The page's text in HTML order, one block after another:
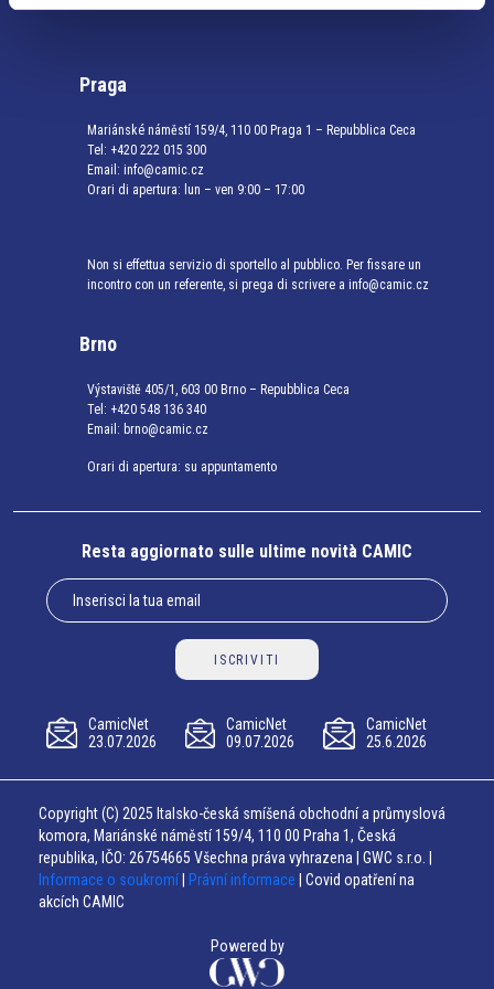
Praga
Mariánské náměstí 159/4, 110 00 Praga 1 – Repubblica Ceca
Tel: +420 222 015 300
Email: info@camic.cz
Orari di apertura: lun – ven 9:00 – 17:00
Non si effettua servizio di sportello al pubblico. Per fissare un
incontro con un referente, si prega di scrivere a info@camic.cz
Brno
Výstaviště 405/1, 603 00 Brno – Repubblica Ceca
Tel: +420 548 136 340
Email: brno@camic.cz
Orari di apertura: su appuntamento
Resta aggiornato sulle ultime novità CAMIC
ISCRIVITI
CamicNet
23.07.2026
CamicNet
09.07.2026
CamicNet
25.6.2026
Copyright (C) 2025 Italsko-česká smíšená obchodní a průmyslová
komora, Mariánské náměstí 159/4, 110 00 Praha 1, Česká
republika, IČO: 26754665 Všechna práva vyhrazena | GWC s.r.o. |
Informace o soukromí
Právní informace | Covid opatření na
akcích CAMIC
Powered by